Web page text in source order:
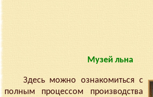
Музей льна
Здесь можно ознакомиться с
полным процессом производства